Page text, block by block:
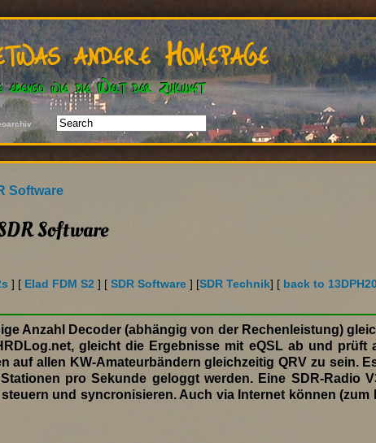
andere Homepage
ebenso wie die Welt der Zukunft
Gefallen Dir Hoko's Webseiten ?
Software
Software
] [ Elad FDM S2] [ SDR Software] [SDR Technik] [ back to
Anzahl Decoder (abhängig von der Rechenleistung)
gleicht die Ergebnisse mit eQSL ab und prüft
auf allen KW-Amateurbändern gleichzeitig QRV zu sein.
pro Sekunde geloggt werden. Eine SDR-Radio
und syncronisieren. Auch via Internet können (zum